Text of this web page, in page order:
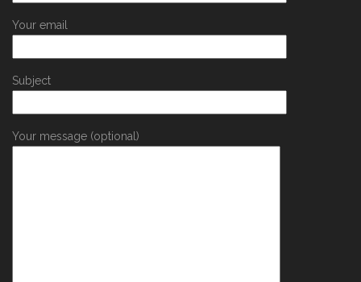
Your email
Subject
Your message (optional)